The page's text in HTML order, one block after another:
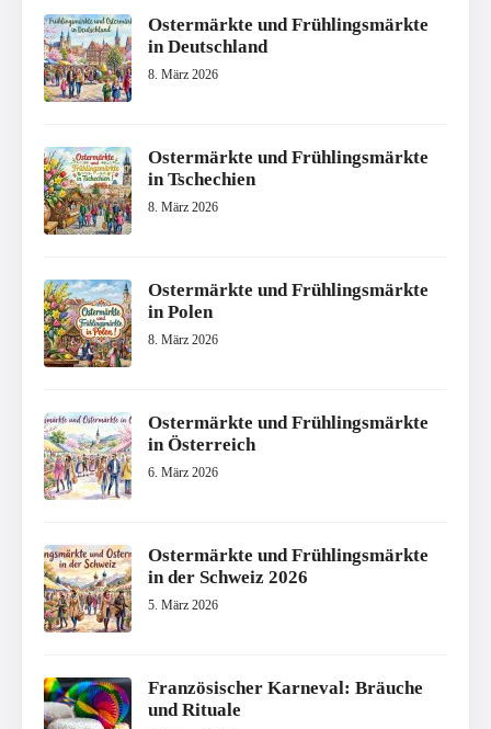
Ostermärkte und Frühlingsmärkte
in Deutschland
8. März 2026
Ostermärkte und Frühlingsmärkte
in Tschechien
8. März 2026
Ostermärkte und Frühlingsmärkte
in Polen
8. März 2026
Ostermärkte und Frühlingsmärkte
in Österreich
6. März 2026
Ostermärkte und Frühlingsmärkte
in der Schweiz 2026
5. März 2026
Französischer Karneval: Bräuche
und Rituale